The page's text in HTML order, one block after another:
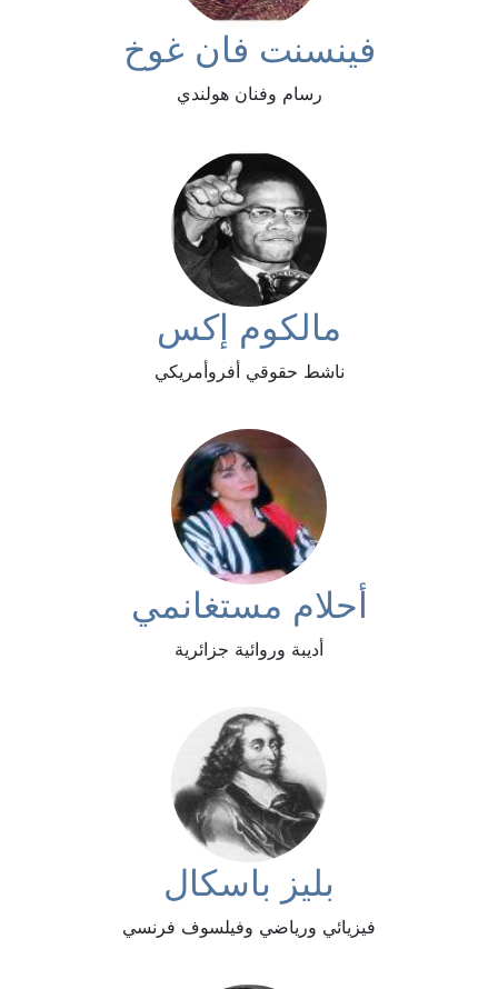
فينسنت فان غوخ
رسام وفنان هولندي
مالكوم إكس
ناشط حقوقي أفروأمريكي
أحلام مستغانمي
أديبة وروائية جزائرية
بليز باسكال
فيزيائي ورياضي وفيلسوف فرنسي